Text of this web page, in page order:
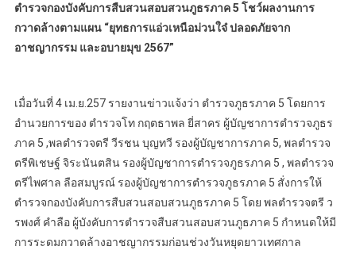
ตำรวจกองบังคับการสืบสวนสอบสวนภูธรภาค 5 โชว์ผลงานการ
กวาดล้างตามแผน “ยุทธการแอ่วเหนือม่วนใจ๋ ปลอดภัยจาก
อาชญากรรม และอบายมุข 2567”
เมื่อวันที่ 4 เม.ย.257 รายงานข่าวแจ้งว่า ตำรวจภูธรภาค 5 โดยการ
อำนวยการของ ตำรวจโท กฤตธาพล ยี่สาคร ผู้บัญชาการตำรวจภูธร
ภาค 5 ,พลตำรวจตรี วีรชน บุญทวี รองผู้บัญชาการภาค 5, พลตำรวจ
ตรีพิเชษฐ์ จิระนันตสิน รองผู้บัญชาการตำรวจภูธรภาค 5 , พลตำรวจ
ตรีไพศาล ลือสมบูรณ์ รองผู้บัญชาการตำรวจภูธรภาค 5 สั่งการให้
ตำรวจกองบังคับการสืบสวนสอบสวนภูธรภาค 5 โดย พลตำรวจตรี ว
รพงศ์ คำลือ ผู้บังคับการตำรวจสืบสวนสอบสวนภูธภาค 5 กำหนดให้มี
การระดมกวาดล้างอาชญากรรมก่อนช่วงวันหยุดยาวเทศกาล